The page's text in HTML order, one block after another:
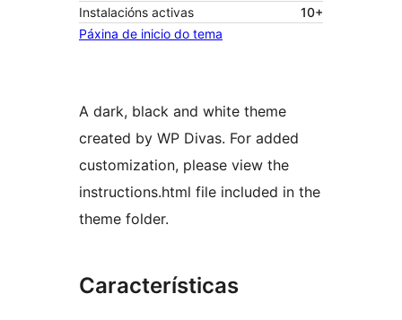
Instalacións activas
10+
Páxina de inicio do tema
A dark, black and white theme
created by WP Divas. For added
customization, please view the
instructions.html file included in the
theme folder.
Características